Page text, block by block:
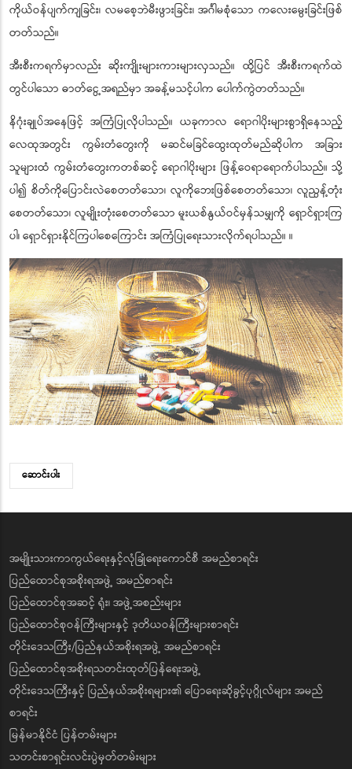
ကိုယ်ဝန်ပျက်ကျခြင်း၊ လမစေ့ဘဲမီးဖွားခြင်း၊ အင်္ဂါမစုံသော ကလေးမွေးခြင်းဖြစ်
တတ်သည်။
အီးစီးကရက်မှာလည်း ဆိုးကျိုးများကားများလှသည်။ ထို့ပြင် အီးစီးကရက်ထဲ
တွင်ပါသော ဓာတ်ငွေ့အရည်မှာ အခန့်မသင့်ပါက ပေါက်ကွဲတတ်သည်။
နိဂုံးချုပ်အနေဖြင့် အကြံပြုလိုပါသည်။ ယခုကာလ ရောဂါပိုးများစွာရှိနေသည့်
လေထုအတွင်း ကွမ်းတံတွေးကို မဆင်မခြင်ထွေးထုတ်မည်ဆိုပါက အခြား
သူများထံ ကွမ်းတံတွေးကတစ်ဆင့် ရောဂါပိုးများ ဖြန့်ဝေရာရောက်ပါသည်။ သို့
ပါ၍ စိတ်ကိုပြောင်းလဲစေတတ်သော၊ လူကိုဘေးဖြစ်စေတတ်သော၊ လူညွန့်တုံး
စေတတ်သော၊ လူမျိုးတုံးစေတတ်သော မူးယစ်နွယ်ဝင်မှန်သမျှကို ရှောင်ရှားကြ
ပါ၊ ရှောင်ရှားနိုင်ကြပါစေကြောင်း အကြံပြုရေးသားလိုက်ရပါသည်။ ။
ဆောင်းပါး
အမျိုးသားကာကွယ်ရေးနှင့်လုံခြုံရေးကောင်စီ အမည်စာရင်း
ပြည်ထောင်စုအစိုးရအဖွဲ့ အမည်စာရင်း
ပြည်ထောင်စုအဆင့် ရုံး၊ အဖွဲ့အစည်းများ
ပြည်ထောင်စုဝန်ကြီးများနှင့် ဒုတိယဝန်ကြီးများစာရင်း
တိုင်းဒေသကြီး/ပြည်နယ်အစိုးရအဖွဲ့ အမည်စာရင်း
ပြည်ထောင်စုအစိုးရသတင်းထုတ်ပြန်ရေးအဖွဲ့
တိုင်းဒေသကြီးနှင့် ပြည်နယ်အစိုးရများ၏ ပြောရေးဆိုခွင့်ပုဂ္ဂိုလ်များ အမည်
စာရင်း
မြန်မာနိုင်ငံ ပြန်တမ်းများ
သတင်းစာရှင်းလင်းပွဲမှတ်တမ်းများ